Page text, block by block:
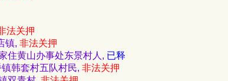
法关押
镇, 非法关押
住黄山办事处东景村人, 已释
韩套村五队村民, 非法关押